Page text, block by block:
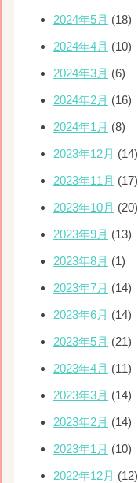
2024年5月 (18)
2024年4月 (10)
2024年3月 (6)
2024年2月 (16)
2024年1月 (8)
2023年12月 (14)
2023年11月 (17)
2023年10月 (20)
2023年9月 (13)
2023年8月 (1)
2023年7月 (14)
2023年6月 (14)
2023年5月 (21)
2023年4月 (11)
2023年3月 (14)
2023年2月 (14)
2023年1月 (10)
2022年12月 (12)